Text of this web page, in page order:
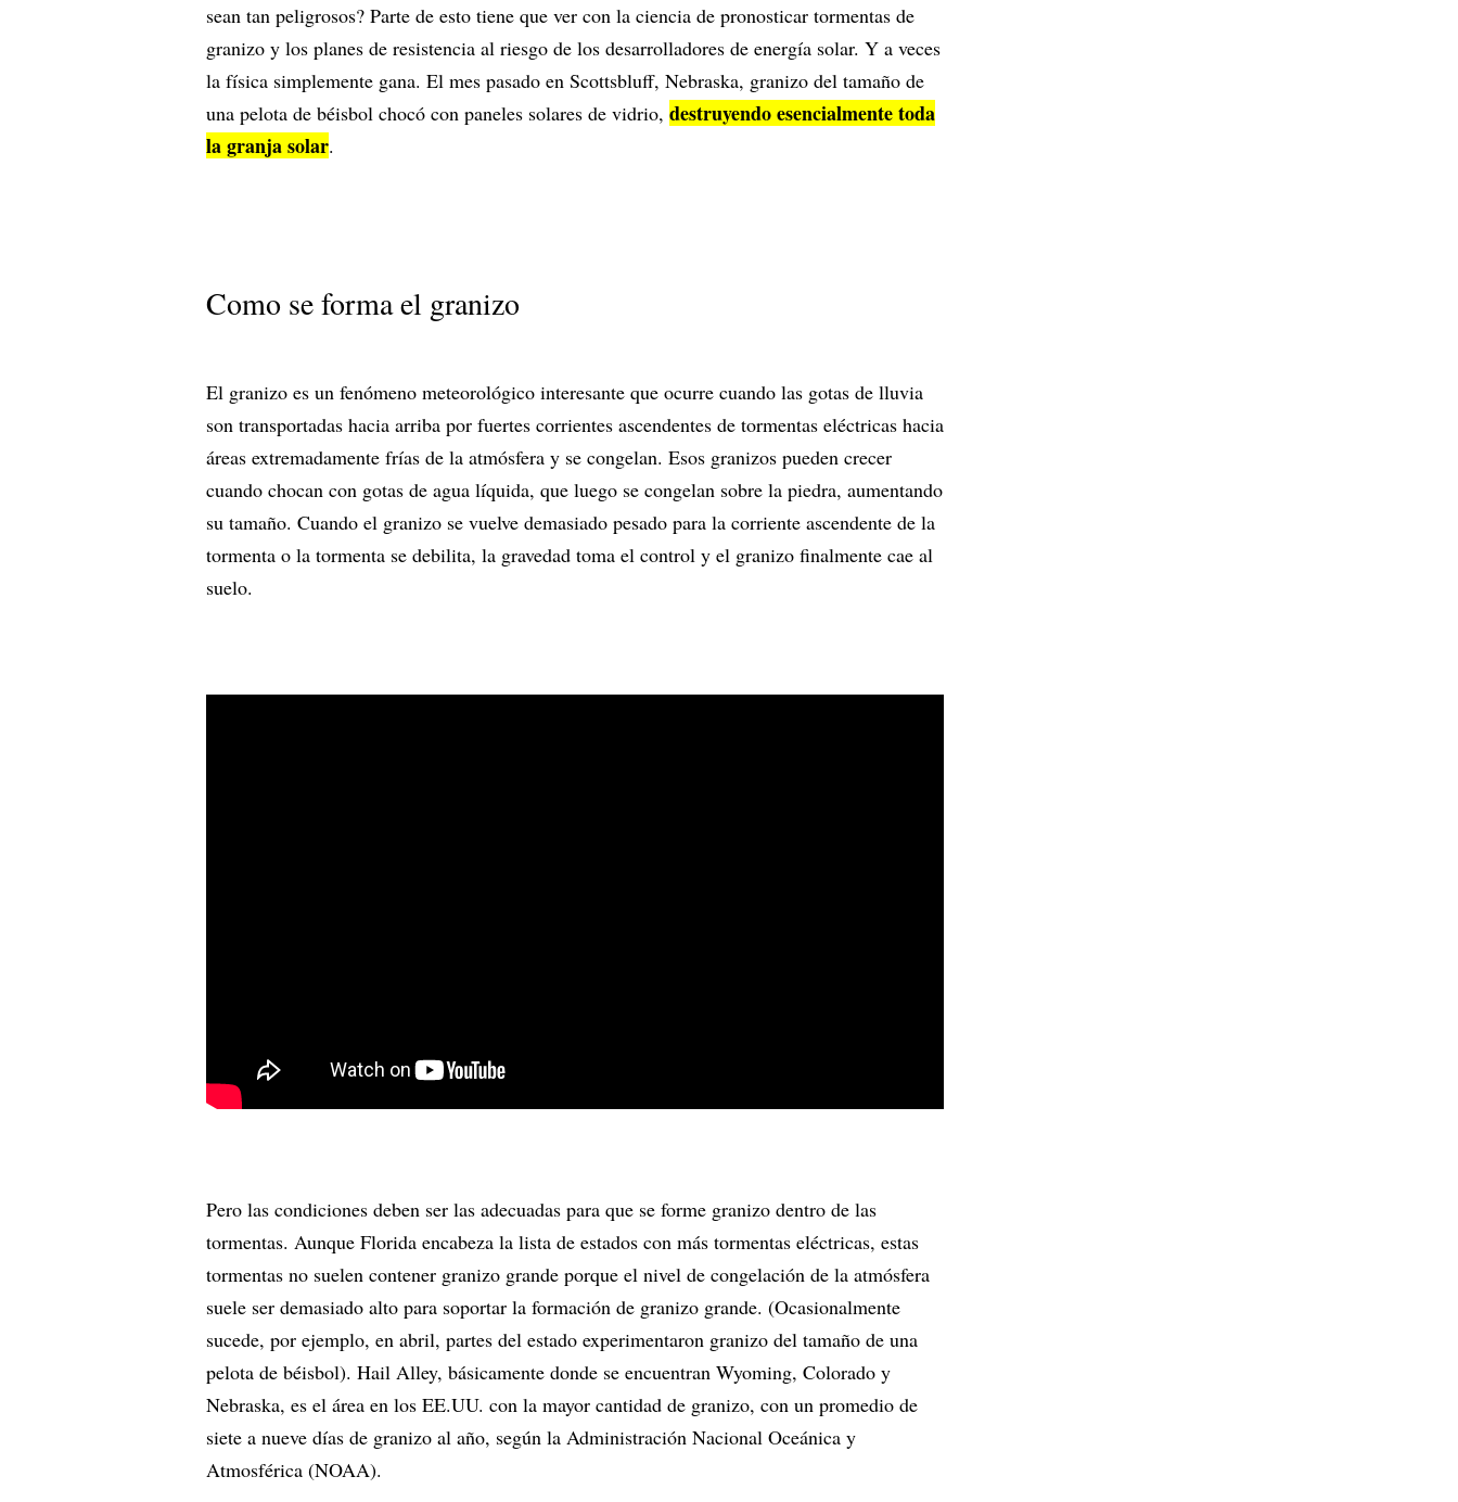
sean tan peligrosos? Parte de esto tiene que ver con la ciencia de pronosticar tormentas de
granizo y los planes de resistencia al riesgo de los desarrolladores de energía solar. Y a veces
la física simplemente gana. El mes pasado en Scottsbluff, Nebraska, granizo del tamaño de
una pelota de béisbol chocó con paneles solares de vidrio, destruyendo esencialmente toda
la granja solar.
Como se forma el granizo
El granizo es un fenómeno meteorológico interesante que ocurre cuando las gotas de lluvia
son transportadas hacia arriba por fuertes corrientes ascendentes de tormentas eléctricas hacia
áreas extremadamente frías de la atmósfera y se congelan. Esos granizos pueden crecer
cuando chocan con gotas de agua líquida, que luego se congelan sobre la piedra, aumentando
su tamaño. Cuando el granizo se vuelve demasiado pesado para la corriente ascendente de la
tormenta o la tormenta se debilita, la gravedad toma el control y el granizo finalmente cae al
suelo.
Pero las condiciones deben ser las adecuadas para que se forme granizo dentro de las
tormentas. Aunque Florida encabeza la lista de estados con más tormentas eléctricas, estas
tormentas no suelen contener granizo grande porque el nivel de congelación de la atmósfera
suele ser demasiado alto para soportar la formación de granizo grande. (Ocasionalmente
sucede, por ejemplo, en abril, partes del estado experimentaron granizo del tamaño de una
pelota de béisbol). Hail Alley, básicamente donde se encuentran Wyoming, Colorado y
Nebraska, es el área en los EE.UU. con la mayor cantidad de granizo, con un promedio de
siete a nueve días de granizo al año, según la Administración Nacional Oceánica y
Atmosférica (NOAA).